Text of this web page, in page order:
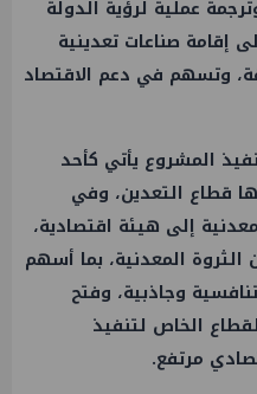
عملية لرؤية الدولة
إقامة صناعات تعدينية
وتسهم في دعم الاقتصاد
المشروع يأتي كأحد
قطاع التعدين، وفي
إلى هيئة اقتصادية،
الثروة المعدنية، بما أسهم
وجاذبية، وفتح
الخاص لتنفيذ
مرتفع.